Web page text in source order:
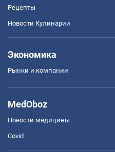
Рецепты
Новости Кулинарии
Экономика
Рынки и компании
MedOboz
Новости медицины
Covid